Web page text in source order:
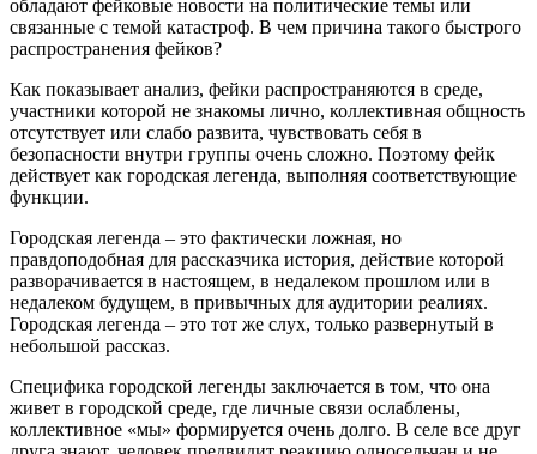
обладают фейковые новости на политические темы или
связанные с темой катастроф. В чем причина такого быстрого
распространения фейков?
Как показывает анализ, фейки распространяются в среде,
участники которой не знакомы лично, коллективная общность
отсутствует или слабо развита, чувствовать себя в
безопасности внутри группы очень сложно. Поэтому фейк
действует как городская легенда, выполняя соответствующие
функции.
Городская легенда – это фактически ложная, но
правдоподобная для рассказчика история, действие которой
разворачивается в настоящем, в недалеком прошлом или в
недалеком будущем, в привычных для аудитории реалиях.
Городская легенда – это тот же слух, только развернутый в
небольшой рассказ.
Специфика городской легенды заключается в том, что она
живет в городской среде, где личные связи ослаблены,
коллективное «мы» формируется очень долго. В селе все друг